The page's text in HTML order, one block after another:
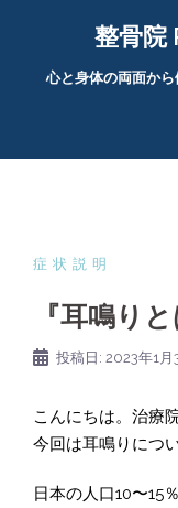
整骨院
心と身体の両面か
症状説明
『耳鳴りと
投稿日: 2023年1月
こんにちは。治療
今回は耳鳴りにつ
日本の人口10〜15